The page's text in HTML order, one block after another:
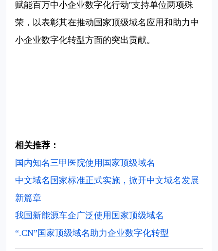
赋能百万中小企业数字化行动”支持单位两项殊
荣，以表彰其在推动国家顶级域名应用和助力中
小企业数字化转型方面的突出贡献。
相关推荐：
国内知名三甲医院使用国家顶级域名
中文域名国家标准正式实施，掀开中文域名发展
新篇章
我国新能源车企广泛使用国家顶级域名
“.CN”国家顶级域名助力企业数字化转型